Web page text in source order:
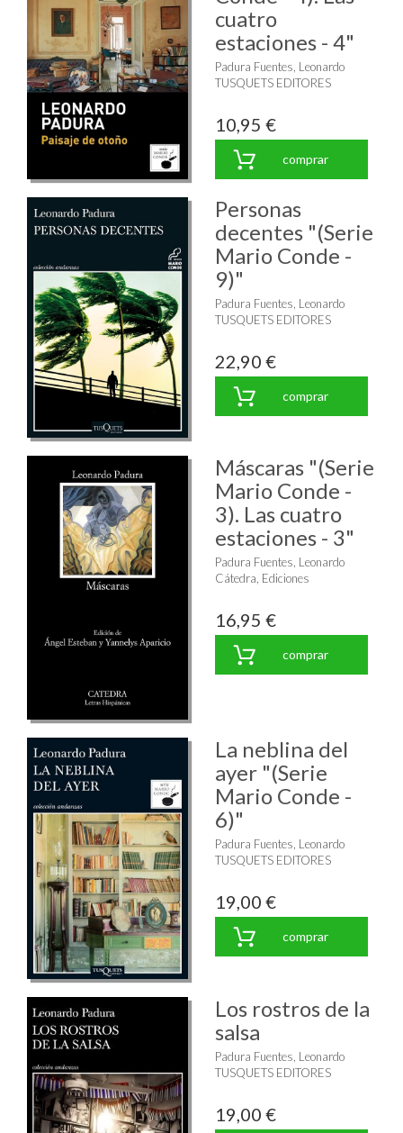
cuatro
estaciones - 4"
Padura Fuentes, Leonardo
TUSQUETS EDITORES
10,95 €
comprar
Personas
decentes "(Serie
Mario Conde -
9)"
Padura Fuentes, Leonardo
TUSQUETS EDITORES
22,90 €
comprar
Máscaras "(Serie
Mario Conde -
3). Las cuatro
estaciones - 3"
Padura Fuentes, Leonardo
Cátedra, Ediciones
16,95 €
comprar
La neblina del
ayer "(Serie
Mario Conde -
6)"
Padura Fuentes, Leonardo
TUSQUETS EDITORES
19,00 €
comprar
Los rostros de la
salsa
Padura Fuentes, Leonardo
TUSQUETS EDITORES
19,00 €